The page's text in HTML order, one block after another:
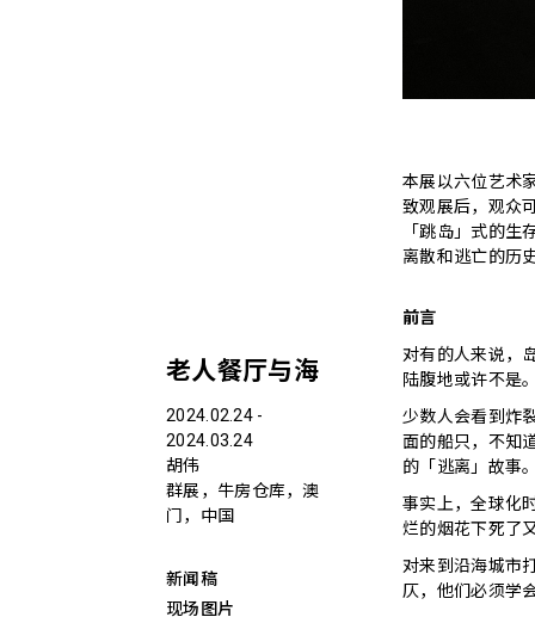
老人餐厅与海
2024.02.24 -
2024.03.24
胡伟
群展，牛房仓库，澳
门，中国
新闻稿
现场图片
本展以六位艺术
致观展后，观众
「跳岛」式的
离散和逃亡的历
前言
对有的人来说，
陆腹地或许不是
少数人会看到炸
面的船只，不知
的「逃离」故事
事实上，全球化
烂的烟花下死了
对来到沿海城市
仄，他们必须学